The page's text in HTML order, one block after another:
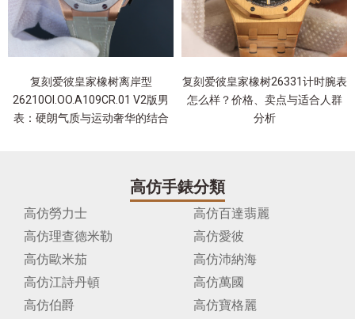
复刻爱彼皇家橡树离岸型
26210OI.OO.A109CR.01 V2版男
表：硬朗气质与运动奢华的结合
复刻爱彼皇家橡树26331计时腕表
怎么样？价格、卖点与适合人群
分析
高仿手錶分類
高仿勞力士
高仿百達翡麗
高仿理查德米勒
高仿愛彼
高仿歐米茄
高仿沛納海
高仿江詩丹頓
高仿萬國
高仿伯爵
高仿寶格麗